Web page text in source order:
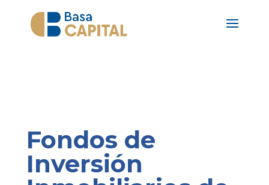
Fondos de
Inversión